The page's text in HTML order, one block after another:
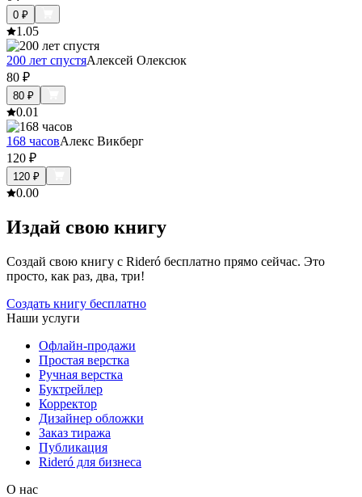
0 ₽
1.05
200 лет спустяАлексей Олексюк
80 ₽
80 ₽
0.01
168 часовАлекс Викберг
120 ₽
120 ₽
0.00
Издай свою книгу
Создай свою книгу с Rideró бесплатно прямо сейчас. Это
просто, как раз, два, три!
Создать книгу бесплатно
Наши услуги
Офлайн-продажи
Простая верстка
Ручная верстка
Буктрейлер
Корректор
Дизайнер обложки
Заказ тиража
Публикация
Rideró для бизнеса
О нас